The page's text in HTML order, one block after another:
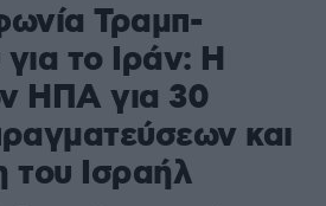
Τραμπ-
το Ιράν: Η
ΗΠΑ για 30
και
του Ισραήλ